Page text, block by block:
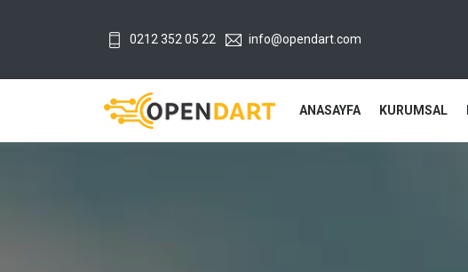
0212 352 05 22
info@opendart.com
ANASAYFA KURUMSAL